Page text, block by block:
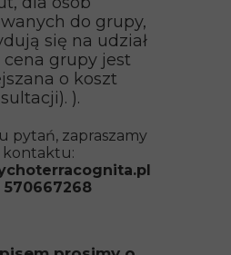
do grupy,
się na udział
grupy jest
o koszt
).
pytań, zapraszamy
kontaktu:
570667268